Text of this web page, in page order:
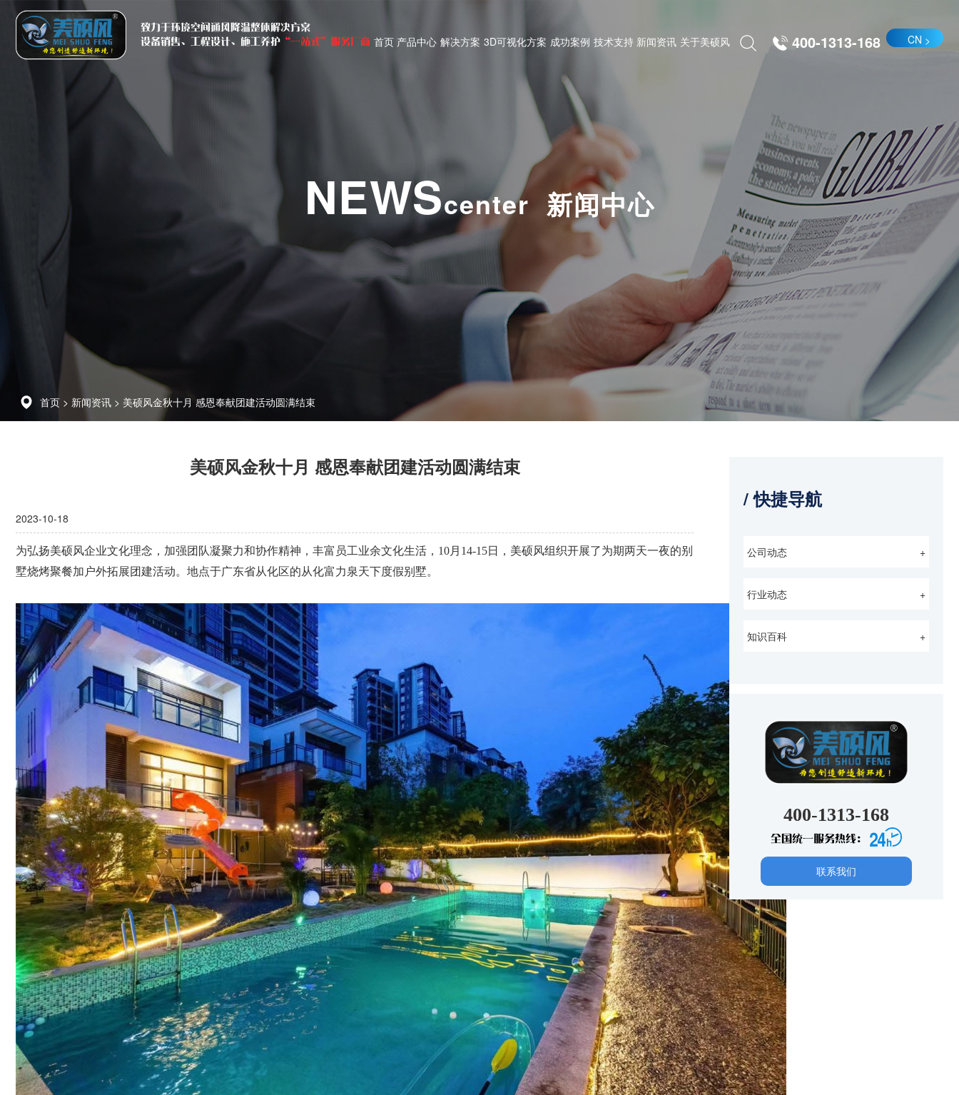
致力于环境空间通风降温整体解决方案
设备销售、工程设计、施工养护“一站式”服务厂商 首页 产品中心 解决方案 3D可视化方案 成功案例 技术支持 新闻资讯 关于美硕风 400-1313-168 CN
NEWScenter 新闻中心
首页 > 新闻资讯 > 美硕风金秋十月 感恩奉献团建活动圆满结束
美硕风金秋十月 感恩奉献团建活动圆满结束
2023-10-18
为弘扬美硕风企业文化理念，加强团队凝聚力和协作精神，丰富员工业余文化生活，10月14-15日，美硕风组织开展了为期两天一夜的别
墅烧烤聚餐加户外拓展团建活动。地点于广东省从化区的从化富力泉天下度假别墅。
/ 快捷导航
公司动态 +
行业动态 +
知识百科 +
400-1313-168
全国统一服务热线：
联系我们